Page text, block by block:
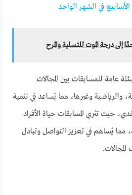
في الشهر الواحد
درجة الموت للتسلية والمرح
عامة للمسابقات بين المجالات
والرياضية وغيرها، مما يُساعد في تنمية
حيث تثري المسابقات حياة الأفراد
مما يُساهم في تعزيز التواصل وتبادل
المجالات.